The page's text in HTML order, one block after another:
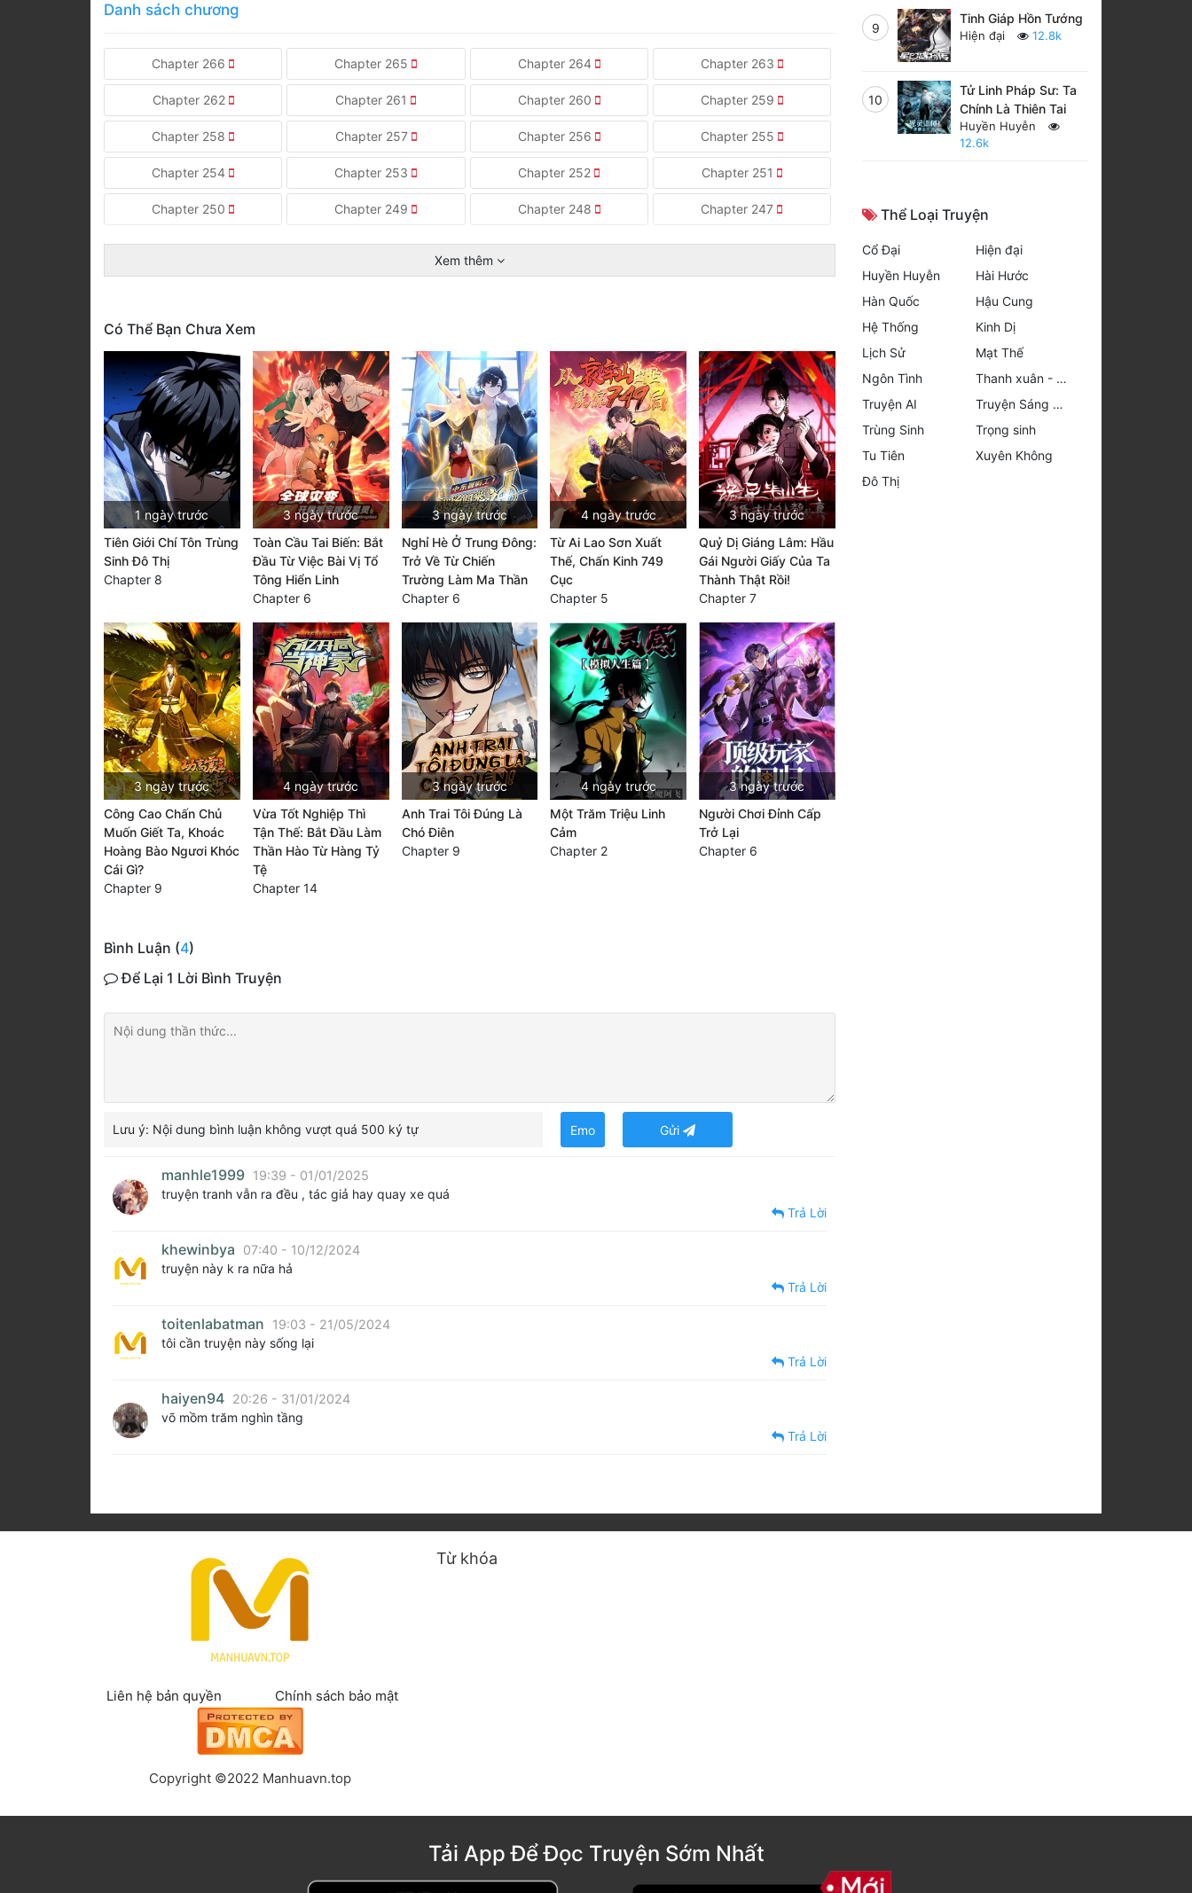
Danh sách chương
Chapter 266 Chapter 265 Chapter 264 Chapter 263
Chapter 262 Chapter 261 Chapter 260 Chapter 259
Chapter 258 Chapter 257 Chapter 256 Chapter 255
Chapter 254 Chapter 253 Chapter 252 Chapter 251
Chapter 250 Chapter 249 Chapter 248 Chapter 247
Xem thêm
Có Thể Bạn Chưa Xem
1 ngày trước
Tiên Giới Chí Tôn Trùng
Sinh Đô Thị
Chapter 8
3 ngày trước
Toàn Cầu Tai Biến: Bắt
Đầu Từ Việc Bài Vị Tổ
Tông Hiển Linh
Chapter 6
3 ngày trước
Nghỉ Hè Ở Trung Đông:
Trở Về Từ Chiến
Trường Làm Ma Thần
Chapter 6
4 ngày trước
Từ Ai Lao Sơn Xuất
Thế, Chấn Kinh 749
Cục
Chapter 5
3 ngày trước
Quỷ Dị Giáng Lâm: Hầu
Gái Người Giấy Của Ta
Thành Thật Rồi!
Chapter 7
3 ngày trước
Công Cao Chấn Chủ
Muốn Giết Ta, Khoác
Hoàng Bào Ngươi Khóc
Cái Gì?
Chapter 9
4 ngày trước
Vừa Tốt Nghiệp Thì
Tận Thế: Bắt Đầu Làm
Thần Hào Từ Hàng Tỷ
Tệ
Chapter 14
3 ngày trước
Anh Trai Tôi Đúng Là
Chó Điên
Chapter 9
4 ngày trước
Một Trăm Triệu Linh
Cảm
Chapter 2
3 ngày trước
Người Chơi Đỉnh Cấp
Trở Lại
Chapter 6
Bình Luận (4)
Để Lại 1 Lời Bình Truyện
Lưu ý: Nội dung bình luận không vượt quá 500 ký tự Emo Gửi
manhle1999 19:39 - 01/01/2025
truyện tranh vẫn ra đều , tác giả hay quay xe quá
Trả Lời
khewinbya
07:40 - 10/12/2024
truyện này k ra nữa hả
Trả Lời
toitenlabatman
19:03 - 21/05/2024
tôi cần truyện này sống lại
Trả Lời
haiyen94 20:26 - 31/01/2024
võ mồm trăm nghìn tầng
Trả Lời
9
Tinh Giáp Hồn Tướng
Hiện đại 12.8k
10
Tử Linh Pháp Sư: Ta
Chính Là Thiên Tai
Huyền Huyễn
12.6k
Thể Loại Truyện
Cổ Đại
Hiện đại
Huyền Huyễn
Hài Hước
Hàn Quốc
Hậu Cung
Hệ Thống
Kinh Dị
Lịch Sử
Mạt Thế
Ngôn Tình
Thanh xuân - Vườn trường
Truyện AI
Truyện Sáng Tác
Trùng Sinh
Trọng sinh
Tu Tiên
Xuyên Không
Đô Thị
Liên hệ bản quyền Chính sách bảo mật
Copyright ©2022 Manhuavn.top
Từ khóa
Tải App Để Đọc Truyện Sớm Nhất